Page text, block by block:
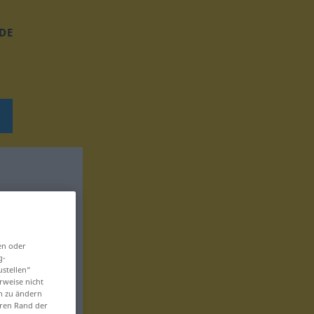
DE
oder
nicht
zu ändern
Rand der